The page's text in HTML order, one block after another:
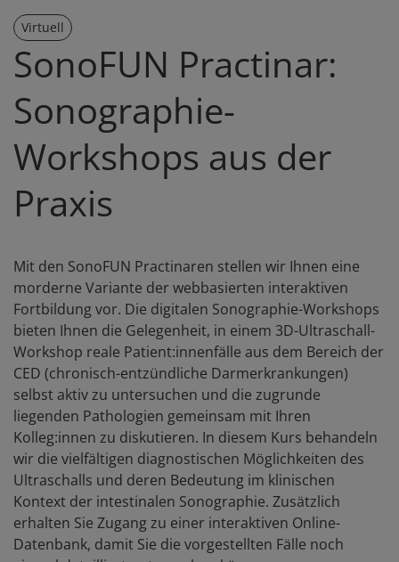
Virtuell
SonoFUN Practinar:
Sonographie-
Workshops aus der
Praxis
Mit den SonoFUN Practinaren stellen wir Ihnen eine
morderne Variante der webbasierten interaktiven
Fortbildung vor. Die digitalen Sonographie-Workshops
bieten Ihnen die Gelegenheit, in einem 3D-Ultraschall-
Workshop reale Patient:innenfälle aus dem Bereich der
CED (chronisch-entzündliche Darmerkrankungen)
selbst aktiv zu untersuchen und die zugrunde
liegenden Pathologien gemeinsam mit Ihren
Kolleg:innen zu diskutieren. In diesem Kurs behandeln
wir die vielfältigen diagnostischen Möglichkeiten des
Ultraschalls und deren Bedeutung im klinischen
Kontext der intestinalen Sonographie. Zusätzlich
erhalten Sie Zugang zu einer interaktiven Online-
Datenbank, damit Sie die vorgestellten Fälle noch